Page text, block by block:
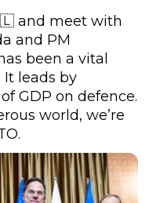
and meet with
It leads by
GDP on defence.
world, we’re